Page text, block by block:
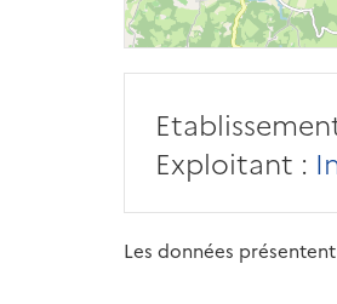
Exploitant :
Les données